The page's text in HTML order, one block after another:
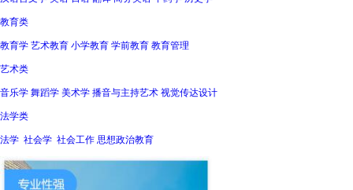
教育类
教育学 艺术教育 小学教育 学前教育 教育管理
艺术类
音乐学 舞蹈学 美术学 播音与主持艺术 视觉传达设计
法学类
法学 社会学 社会工作 思想政治教育